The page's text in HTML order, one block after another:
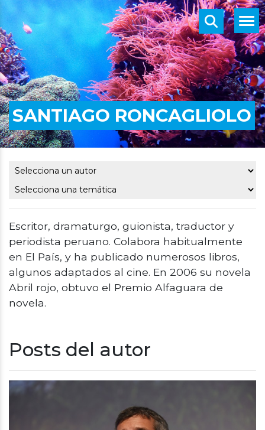
SANTIAGO RONCAGLIOLO
Escritor, dramaturgo, guionista, traductor y
periodista peruano. Colabora habitualmente
en El País, y ha publicado numerosos libros,
algunos adaptados al cine. En 2006 su novela
Abril rojo, obtuvo el Premio Alfaguara de
novela.
Posts del autor